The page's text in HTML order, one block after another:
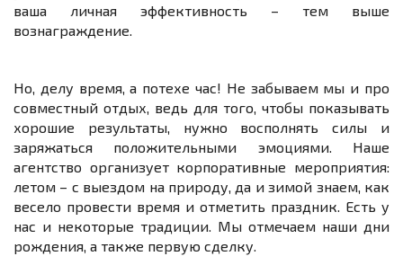
ваша личная эффективность – тем выше
вознаграждение.
Но, делу время, а потехе час! Не забываем мы и про
совместный отдых, ведь для того, чтобы показывать
хорошие результаты, нужно восполнять силы и
заряжаться положительными эмоциями. Наше
агентство организует корпоративные мероприятия:
летом – с выездом на природу, да и зимой знаем, как
весело провести время и отметить праздник. Есть у
нас и некоторые традиции. Мы отмечаем наши дни
рождения, а также первую сделку.